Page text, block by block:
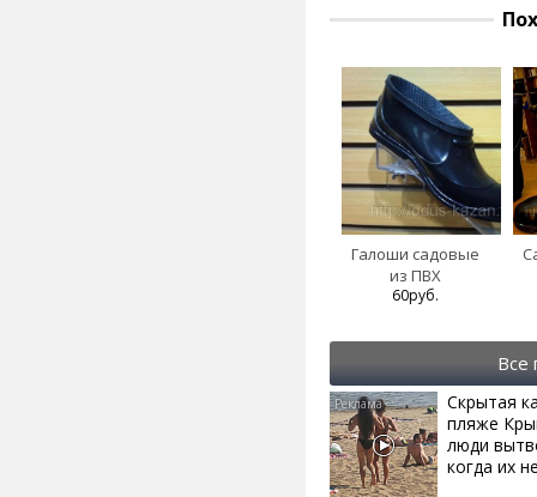
Галоши садовые
из ПВХ
60руб.
Все
Скрытая
пляже
люди
когда их